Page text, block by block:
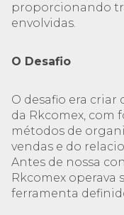
proporcionando
envolvidas.
O Desafio
O desafio era criar
da Rkcomex, com
métodos de
vendas e do
Antes de nossa
Rkcomex operava
ferramenta